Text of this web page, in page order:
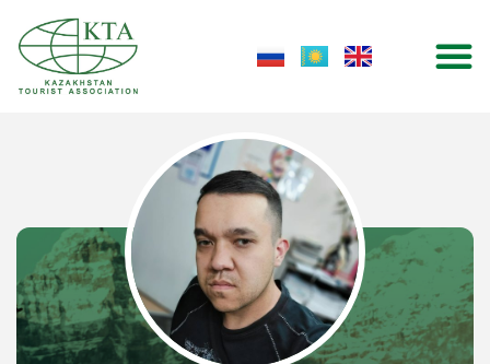
content